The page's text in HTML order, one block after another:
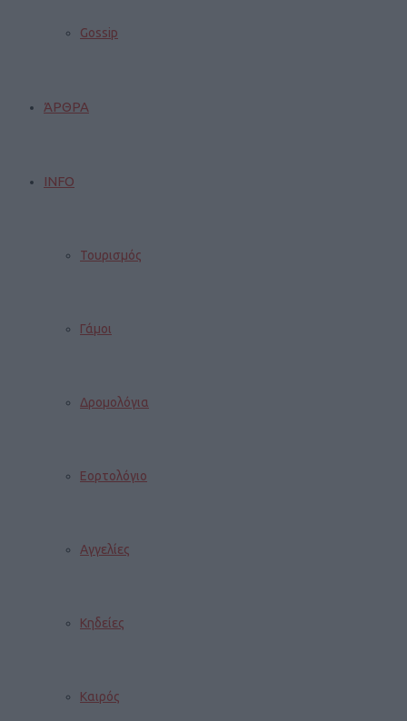
Gossip
ΆΡΘΡΑ
INFO
Τουρισμός
Γάμοι
Δρομολόγια
Εορτολόγιο
Αγγελίες
Κηδείες
Καιρός